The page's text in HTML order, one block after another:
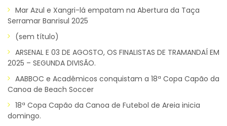
Mar Azul e Xangri-lá empatam na Abertura da Taça
Serramar Banrisul 2025
(sem título)
ARSENAL E 03 DE AGOSTO, OS FINALISTAS DE TRAMANDAÍ EM
2025 – SEGUNDA DIVISÃO.
AABBOC e Acadêmicos conquistam a 18ª Copa Capão da
Canoa de Beach Soccer
18ª Copa Capão da Canoa de Futebol de Areia inicia
domingo.